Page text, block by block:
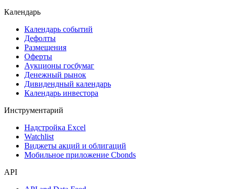
Календарь
Календарь событий
Дефолты
Размещения
Оферты
Аукционы госбумаг
Денежный рынок
Дивидендный календарь
Календарь инвестора
Инструментарий
Надстройка Excel
Watchlist
Виджеты акций и облигаций
Мобильное приложение Cbonds
API